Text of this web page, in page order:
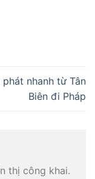
phát nhanh từ Tân
Biên đi Pháp
thị công khai.